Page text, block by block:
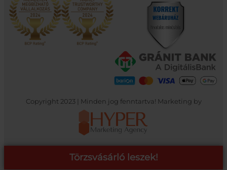
Copyright 2023 | Minden jog fenntartva! Marketing by
Törzsvásárló leszek!